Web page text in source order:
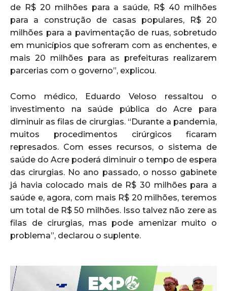
de R$ 20 milhões para a saúde, R$ 40 milhões
para a construção de casas populares, R$ 20
milhões para a pavimentação de ruas, sobretudo
em municípios que sofreram com as enchentes, e
mais 20 milhões para as prefeituras realizarem
parcerias com o governo”, explicou.
Como médico, Eduardo Veloso ressaltou o
investimento na saúde pública do Acre para
diminuir as filas de cirurgias. “Durante a pandemia,
muitos procedimentos cirúrgicos ficaram
represados. Com esses recursos, o sistema de
saúde do Acre poderá diminuir o tempo de espera
das cirurgias. No ano passado, o nosso gabinete
já havia colocado mais de R$ 30 milhões para a
saúde e, agora, com mais R$ 20 milhões, teremos
um total de R$ 50 milhões. Isso talvez não zere as
filas de cirurgias, mas pode amenizar muito o
problema”, declarou o suplente.